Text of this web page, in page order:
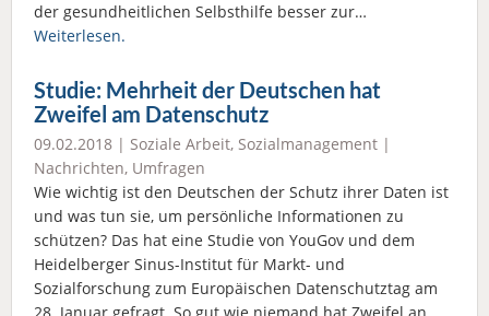
der gesundheitlichen Selbsthilfe besser zur…
Weiterlesen.
Studie: Mehrheit der Deutschen hat
Zweifel am Datenschutz
09.02.2018 | Soziale Arbeit, Sozialmanagement |
Nachrichten, Umfragen
Wie wichtig ist den Deutschen der Schutz ihrer Daten ist
und was tun sie, um persönliche Informationen zu
schützen? Das hat eine Studie von YouGov und dem
Heidelberger Sinus-Institut für Markt- und
Sozialforschung zum Europäischen Datenschutztag am